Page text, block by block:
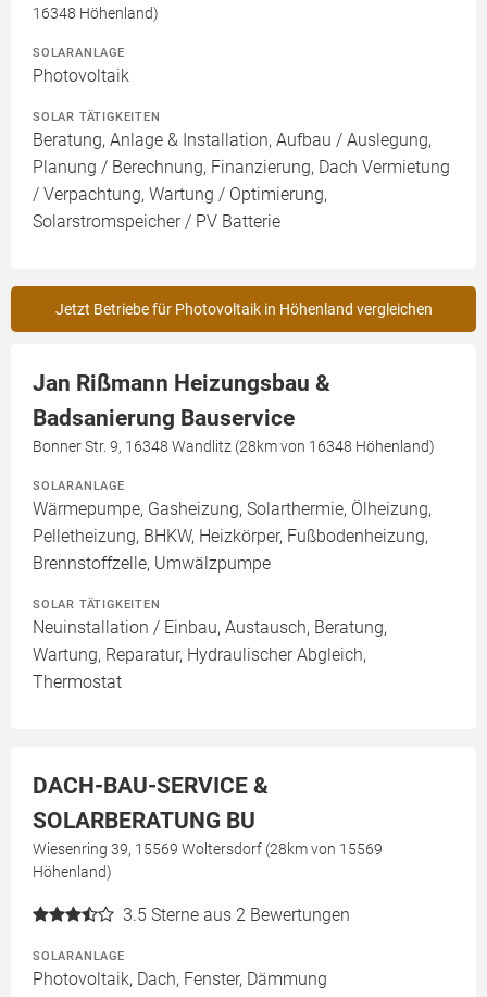
16348 Höhenland)
SOLARANLAGE
Photovoltaik
SOLAR TÄTIGKEITEN
Beratung, Anlage & Installation, Aufbau / Auslegung,
Planung / Berechnung, Finanzierung, Dach Vermietung
/ Verpachtung, Wartung / Optimierung,
Solarstromspeicher / PV Batterie
Jetzt Betriebe für Photovoltaik in Höhenland vergleichen
Jan Rißmann Heizungsbau &
Badsanierung Bauservice
Bonner Str. 9, 16348 Wandlitz (28km von 16348 Höhenland)
SOLARANLAGE
Wärmepumpe, Gasheizung, Solarthermie, Ölheizung,
Pelletheizung, BHKW, Heizkörper, Fußbodenheizung,
Brennstoffzelle, Umwälzpumpe
SOLAR TÄTIGKEITEN
Neuinstallation / Einbau, Austausch, Beratung,
Wartung, Reparatur, Hydraulischer Abgleich,
Thermostat
DACH-BAU-SERVICE &
SOLARBERATUNG BU
Wiesenring 39, 15569 Woltersdorf (28km von 15569
Höhenland)
3.5 Sterne aus 2 Bewertungen
SOLARANLAGE
Photovoltaik, Dach, Fenster, Dämmung